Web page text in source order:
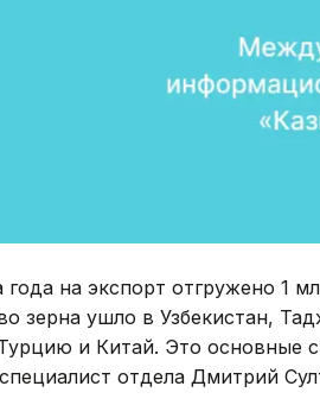
года на экспорт отгружено 1
зерна ушло в Узбекистан,
и Китай. Это основные
отдела Дмитрий